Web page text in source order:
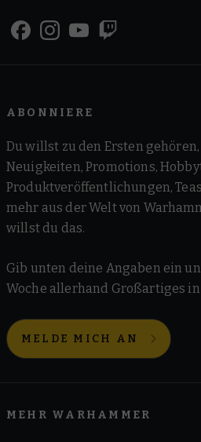
ABONNIERE
Du willst zu den Ersten
Neuigkeiten, Promotions,
Produktveröffentlichungen,
mehr aus der Welt von
willst du das.
Gib unten deine Angaben ein
Woche allerhand Großartiges
MELDE MICH AN
MEHR WARHAMMER